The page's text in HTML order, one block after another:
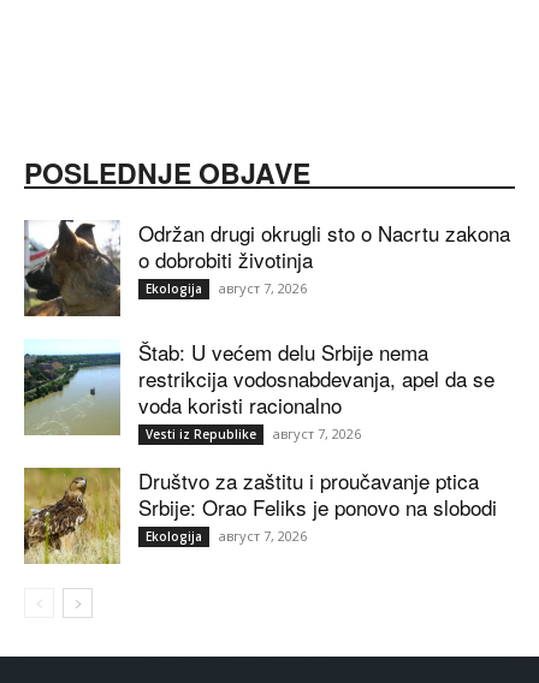
POSLEDNJE OBJAVE
Održan drugi okrugli sto o Nacrtu zakona
o dobrobiti životinja
Ekologija август 7, 2026
Štab: U većem delu Srbije nema
restrikcija vodosnabdevanja, apel da se
voda koristi racionalno
Vesti iz Republike август 7, 2026
Društvo za zaštitu i proučavanje ptica
Srbije: Orao Feliks je ponovo na slobodi
Ekologija август 7, 2026